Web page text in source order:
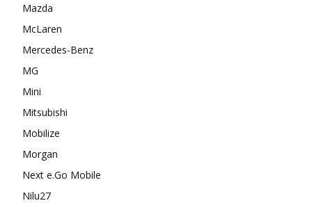
Mazda
McLaren
Mercedes-Benz
MG
Mini
Mitsubishi
Mobilize
Morgan
Next e.Go Mobile
Nilu27